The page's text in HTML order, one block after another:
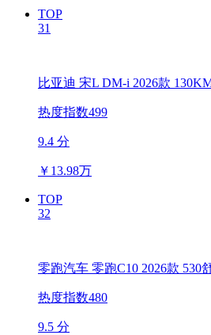
TOP
31
比亚迪 宋L DM-i 2026款
热度指数499
9.4 分
￥ 13.98万
TOP
32
零跑汽车 零跑C10 2026款 530
热度指数480
9.5 分